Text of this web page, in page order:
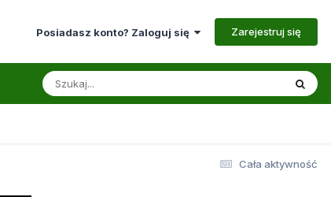
Posiadasz konto? Zaloguj się Zarejestruj się
Cała aktywność